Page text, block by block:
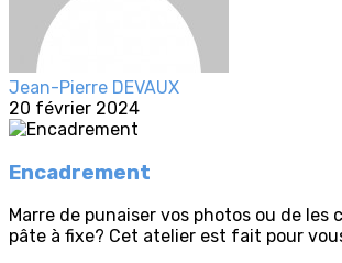
Jean-Pierre DEVAUX
20 février 2024
Encadrement
Marre de punaiser vos photos ou de les
pâte à fixe? Cet atelier est fait pour